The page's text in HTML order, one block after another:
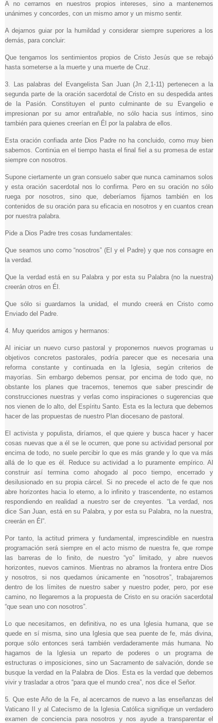
A no cerrarnos en nuestros propios intereses, sino a mantenernos
unánimes y concordes, con un mismo amor y un mismo sentir.
A dejarnos guiar por la humildad y considerar siempre superiores a los
demás, para concluir:
Que tengamos los sentimientos propios de Cristo Jesús que se rebajó
hasta someterse a la muerte y una muerte de Cruz.
3. Las palabras del Evangelista San Juan (Jn 2,1-11) pertenecen a la
segunda parte de la oración sacerdotal de Cristo en su despedida antes
de la Pasión. Constituyen el punto culminante de su Evangelio e
impresionan por su amor entrañable, no sólo hacia sus íntimos, sino
también para quienes creerían en Él por la palabra de ellos.
Esta oración confiada ante Dios Padre no ha concluido, como muy bien
sabemos. Continúa en el tiempo hasta el final fiel a su promesa de estar
siempre con nosotros.
Supone ciertamente un gran consuelo saber que nunca caminamos solos
y esta oración sacerdotal nos lo confirma. Pero en su oración no sólo
ruega por nosotros, sino que, deberíamos fijarnos también en los
contenidos de su oración para su eficacia en nosotros y en cuantos crean
por nuestra palabra.
Pide a Dios Padre tres cosas fundamentales:
Que seamos uno como “nosotros” (El y el Padre) y que nos consagre en
la verdad.
Que la verdad está en su Palabra y por esta su Palabra (no la nuestra)
creerán otros en Él.
Que sólo si guardamos la unidad, el mundo creerá en Cristo como
Enviado del Padre.
4. Muy queridos amigos y hermanos:
Al iniciar un nuevo curso pastoral y proponernos nuevos programas u
objetivos concretos pastorales, podría parecer que es necesaria una
reforma constante y continuada en la Iglesia, según criterios de
mayorías. Sin embargo debemos pensar, por encima de todo que, no
obstante los planes que tracemos, tenemos que saber prescindir de
construcciones nuestras y verlas como inspiraciones o sugerencias que
nos vienen de lo alto, del Espíritu Santo. Esta es la lectura que debemos
hacer de las propuestas de nuestro Plan diocesano de pastoral.
El activista y populista, diríamos, el que quiere y busca hacer y hacer
cosas nuevas que a él se le ocurren, que pone su actividad personal por
encima de todo, no suele percibir lo que es más grande y lo que va más
allá de lo que es él. Reduce su actividad a lo puramente empírico. Al
construir así termina como ahogado al poco tiempo, encerrado y
desilusionado en su propia cárcel. Si no precede el acto de fe que nos
abre horizontes hacia lo eterno, a lo infinito y trascendente, no estamos
respondiendo en realidad a nuestro ser de creyentes. “La verdad, nos
dice San Juan, está en su Palabra, y por esta su Palabra, no la nuestra,
creerán en Él”.
Por tanto, la actitud primera y fundamental, imprescindible en nuestra
programación será siempre en el acto mismo de nuestra fe, que rompe
las barreras de lo finito, de nuestro “yo” limitado, y abre nuevos
horizontes, nuevos caminos. Mientras no abramos la frontera entre Dios
y nosotros, si nos quedamos únicamente en “nosotros”, trabajaremos
dentro de los límites de nuestro saber y nuestro poder, pero, por ese
camino, no llegaremos a la propuesta de Cristo en su oración sacerdotal
“que sean uno con nosotros”.
Lo que necesitamos, en definitiva, no es una Iglesia humana, que se
quede en sí misma, sino una Iglesia que sea puente de fe, más divina,
porque sólo entonces será también verdaderamente más humana. No
hagamos de la Iglesia un reparto de poderes o un programa de
estructuras o imposiciones, sino un Sacramento de salvación, donde se
busque la verdad en la Palabra de Dios. Esta es la verdad que debemos
vivir y trasladar a otros “para que el mundo crea”, nos dice el Señor.
5. Que este Año de la Fe, al acercarnos de nuevo a las enseñanzas del
Vaticano II y al Catecismo de la Iglesia Católica signifique un verdadero
examen de conciencia para nosotros y nos ayude a transparentar el